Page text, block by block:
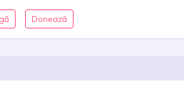
Donează